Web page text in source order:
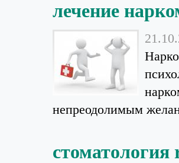
лечение
непреодолимым